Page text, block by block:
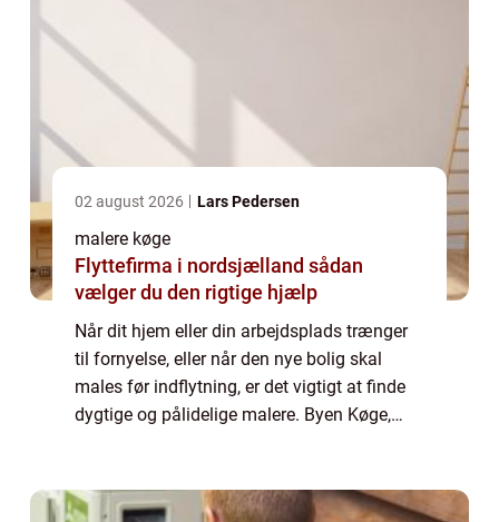
02 august 2026 Lars Pedersen
malere køge
Flyttefirma i nordsjælland sådan
vælger du den rigtige hjælp
Når dit hjem eller din arbejdsplads trænger
til fornyelse, eller når den nye bolig skal
males før indflytning, er det vigtigt at finde
dygtige og pålidelige malere. Byen Køge,